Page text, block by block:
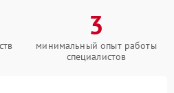
3
минимальный опыт работы
специалистов